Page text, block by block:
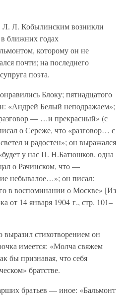
Л. Л. Кобылинским возникли
ближних годах
которому он не
почти; на последнего
поэта.
Блоку; пятнадцатого
«Андрей Белый неподражаем»;
— …и прекрасный» (с
о Сереже, что «разговор… с
и радостен»; он выражался
у нас П. Н.Батюшков, одна
о Рачинском, что —
небывалое…»; он писал:
в воспоминании о Москве» [Из
от 14 января 1904 г., стр. 101–
выразил стихотворением он
имеется: «Молча свяжем
бы признавая, что себя
братстве.
братьев — иное: «Бальмонт